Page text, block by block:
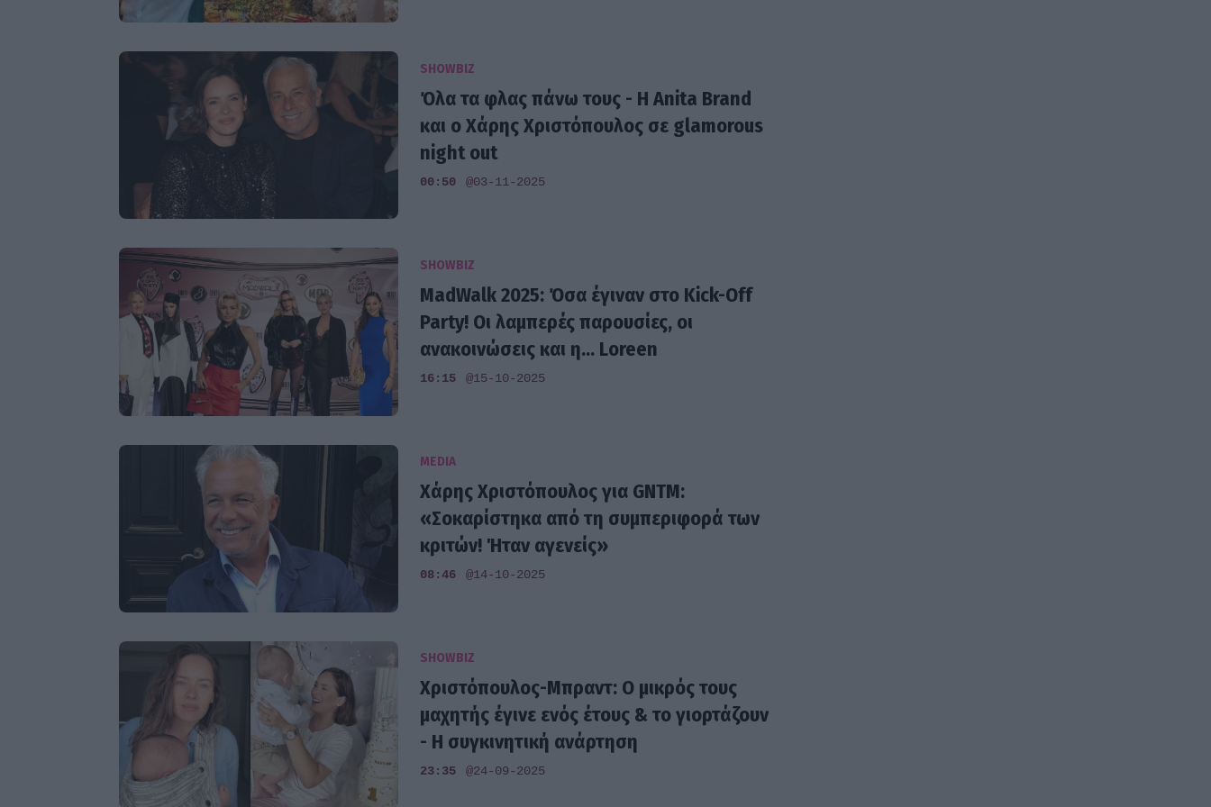
SHOWBIZ
Όλα τα φλας πάνω τους - Η Anita Brand
και ο Χάρης Χριστόπουλος σε glamorous
night out
00:50 @03-11-2025
SHOWBIZ
MadWalk 2025: Όσα έγιναν στο Kick-Off
Party! Οι λαμπερές παρουσίες, οι
ανακοινώσεις και η... Loreen
16:15 @15-10-2025
MEDIA
Χάρης Χριστόπουλος για GNTM:
«Σοκαρίστηκα από τη συμπεριφορά των
κριτών! Ήταν αγενείς»
08:46 @14-10-2025
SHOWBIZ
Χριστόπουλος-Μπραντ: Ο μικρός τους
μαχητής έγινε ενός έτους & το γιορτάζουν
- Η συγκινητική ανάρτηση
23:35 @24-09-2025